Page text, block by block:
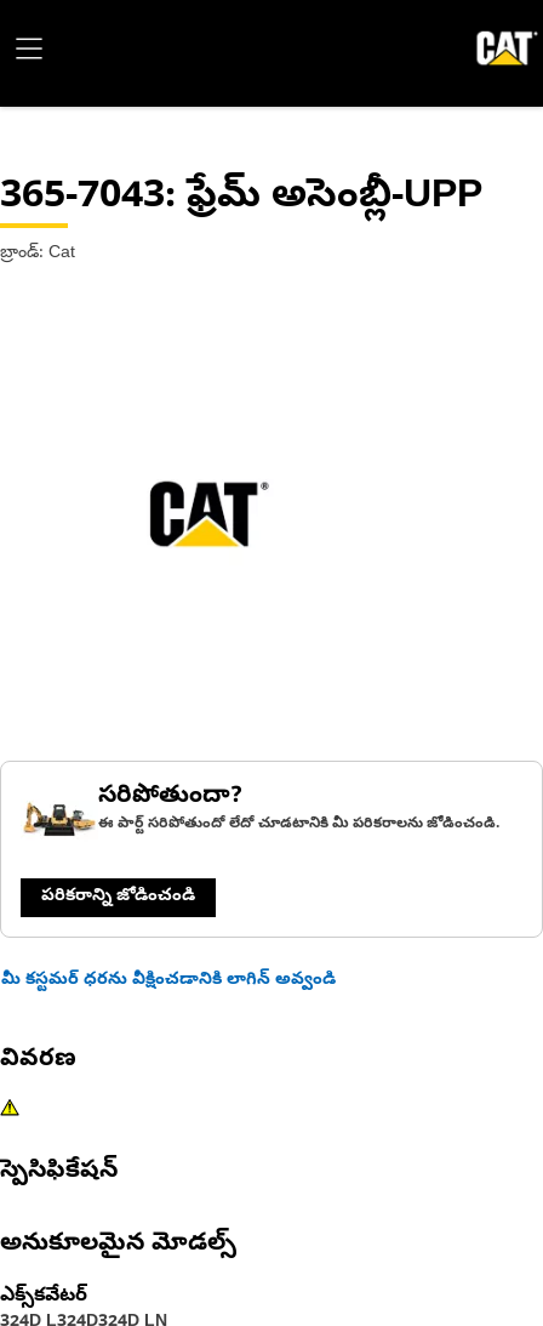
365-7043: ఫ్రేమ్ అసెంబ్లీ-UPP
బ్రాండ్: Cat
సరిపోతుందా?
ఈ పార్ట్ సరిపోతుందో లేదో చూడటానికి మీ పరికరాలను జోడించండి.
పరికరాన్ని జోడించండి
మీ కస్టమర్ ధరను వీక్షించడానికి లాగిన్ అవ్వండి
వివరణ
స్పెసిఫికేషన్
అనుకూలమైన మోడల్స్
ఎక్స్‌కవేటర్